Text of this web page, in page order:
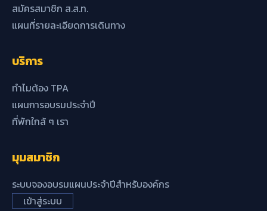
สมัครสมาชิก ส.ส.ท.
แผนที่รายละเอียดการเดินทาง
บริการ
ทำไมต้อง TPA
แผนการอบรมประจำปี
ที่พักใกล้ ๆ เรา
มุมสมาชิก
ระบบจองอบรมแผนประจำปีสำหรับองค์กร
เข้าสู่ระบบ